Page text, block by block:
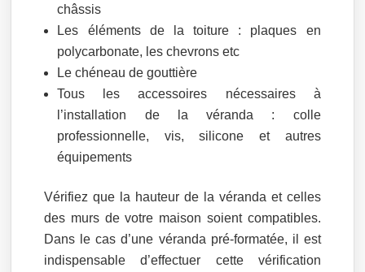
châssis
Les éléments de la toiture : plaques en
polycarbonate, les chevrons etc
Le chéneau de gouttière
Tous les accessoires nécessaires à
l’installation de la véranda : colle
professionnelle, vis, silicone et autres
équipements
Vérifiez que la hauteur de la véranda et celles
des murs de votre maison soient compatibles.
Dans le cas d’une véranda pré-formatée, il est
indispensable d’effectuer cette vérification